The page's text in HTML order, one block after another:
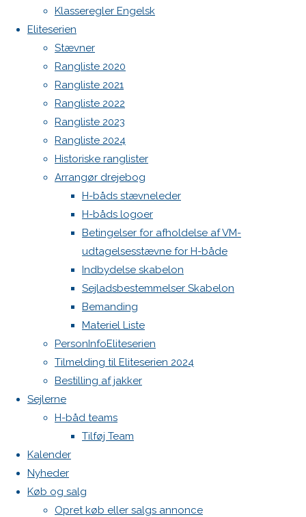
Klasseregler Engelsk
Eliteserien
Stævner
Rangliste 2020
Rangliste 2021
Rangliste 2022
Rangliste 2023
Rangliste 2024
Historiske ranglister
Arrangør drejebog
H-båds stævneleder
H-båds logoer
Betingelser for afholdelse af VM-
udtagelsesstævne for H-både
Indbydelse skabelon
Sejladsbestemmelser Skabelon
Bemanding
Materiel Liste
PersonInfoEliteserien
Tilmelding til Eliteserien 2024
Bestilling af jakker
Sejlerne
H-båd teams
Tilføj Team
Kalender
Nyheder
Køb og salg
Opret køb eller salgs annonce
Previous
image
Next
image
Skriv
et
svar
Din e-
mailadresse
vil ikke
blive
publiceret.
Krævede
felter er
markeret
med*
Comment
WordPress.org